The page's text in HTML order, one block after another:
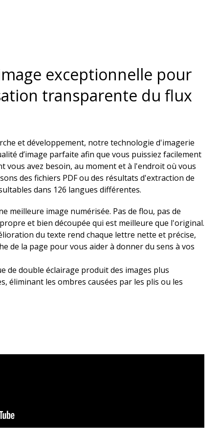
exceptionnelle pour
transparente du flux
et développement, notre technologie d'imagerie
d’image parfaite afin que vous puissiez facilement
vous avez besoin, au moment et à l'endroit où vous
des fichiers PDF ou des résultats d'extraction de
dans 126 langues différentes.
meilleure image numérisée. Pas de flou, pas de
et bien découpée qui est meilleure que l'original.
du texte rend chaque lettre nette et précise,
de la page pour vous aider à donner du sens à vos
de double éclairage produit des images plus
éliminant les ombres causées par les plis ou les